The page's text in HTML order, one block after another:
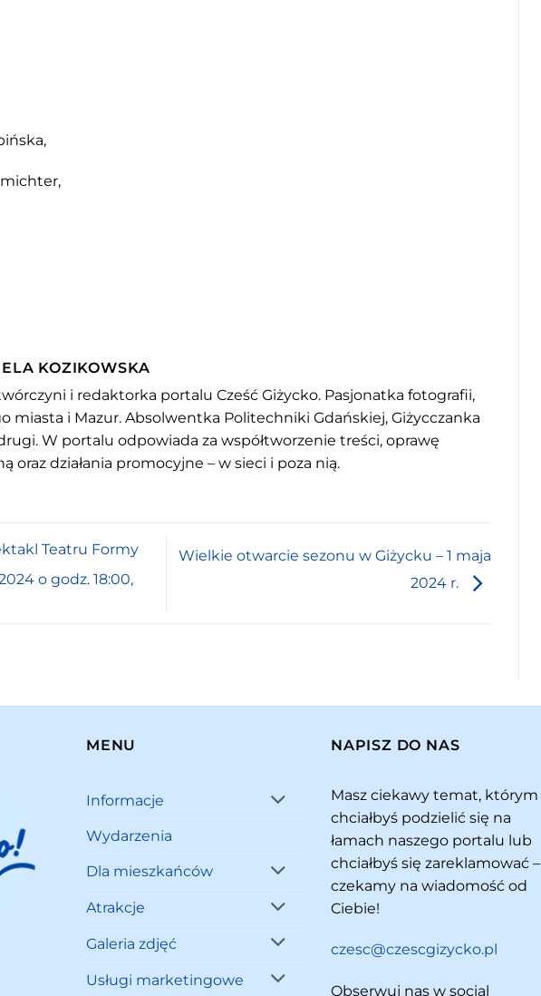
KOZIKOWSKA
i redaktorka portalu Cześć Giżycko. Pasjonatka fotografii,
miasta i Mazur. Absolwentka Politechniki Gdańskiej, Giżycczanka
W portalu odpowiada za współtworzenie treści, oprawę
oraz działania promocyjne – w sieci i poza nią.
Teatru Formy
o godz. 18:00,
Wielkie otwarcie sezonu w Giżycku – 1 maja
2024 r.
MENU
Informacje
Wydarzenia
Dla mieszkańców
Atrakcje
Galeria zdjęć
Usługi marketingowe
NAPISZ DO NAS
Masz ciekawy temat, którym
chciałbyś podzielić się na
łamach naszego portalu lub
chciałbyś się zareklamować –
czekamy na wiadomość od
Ciebie!
czesc@czescgizycko.pl
Obserwuj nas w social